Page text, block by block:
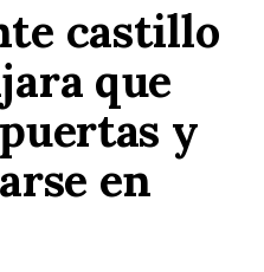
castillo
que
y
en